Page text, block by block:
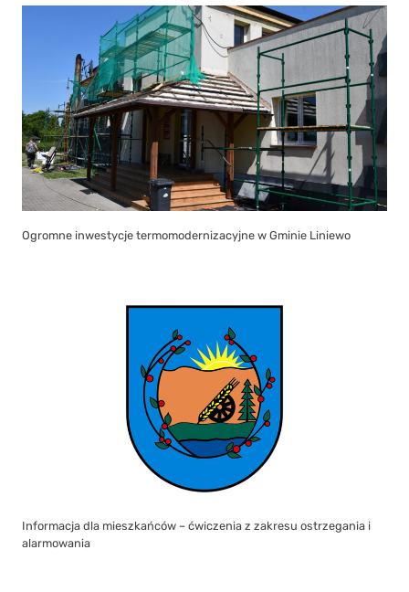
Ogromne inwestycje termomodernizacyjne w Gminie Liniewo
Informacja dla mieszkańców – ćwiczenia z zakresu ostrzegania i
alarmowania